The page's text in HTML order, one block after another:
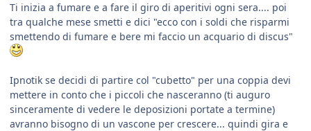
Ti inizia a fumare e a fare il giro di aperitivi ogni sera.... poi
tra qualche mese smetti e dici "ecco con i soldi che risparmi
smettendo di fumare e bere mi faccio un acquario di discus"
Ipnotik se decidi di partire col "cubetto" per una coppia devi
mettere in conto che i piccoli che nasceranno (ti auguro
sinceramente di vedere le deposizioni portate a termine)
avranno bisogno di un vascone per crescere... quindi gira e